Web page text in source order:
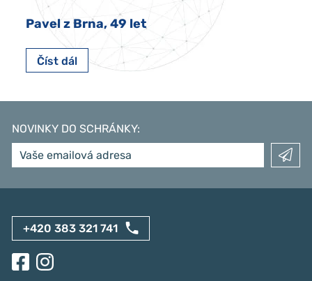
Pavel z Brna, 49 let
Číst dál
NOVINKY DO SCHRÁNKY:
+420 383 321 741